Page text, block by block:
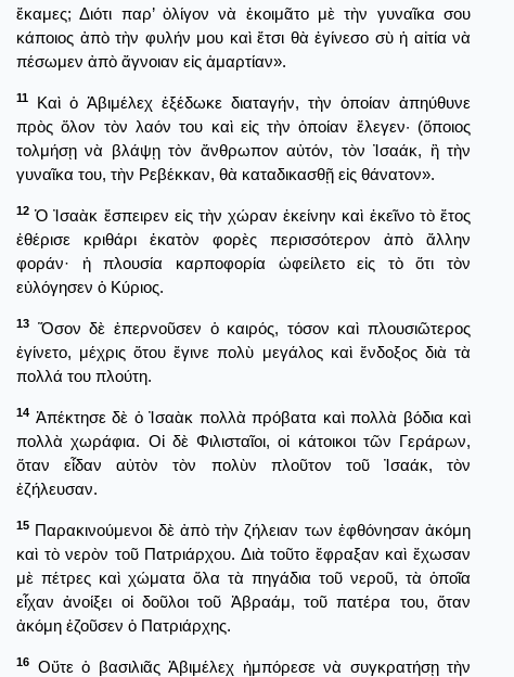
ἔκαμες; Διότι παρ’ ὀλίγον νὰ ἐκοιμᾶτο μὲ τὴν γυναῖκα σου
κάποιος ἀπὸ τὴν φυλήν μου καὶ ἔτσι θὰ ἐγίνεσο σὺ ἡ αἰτία νὰ
πέσωμεν ἀπὸ ἄγνοιαν εἰς ἁμαρτίαν».
11
Καὶ ὁ Ἀβιμέλεχ ἐξέδωκε διαταγήν, τὴν ὁποίαν ἀπηύθυνε
πρὸς ὅλον τὸν λαόν του καὶ εἰς τὴν ὁποίαν ἔλεγεν· (ὅποιος
τολμήσῃ νὰ βλάψῃ τὸν ἄνθρωπον αὐτόν, τὸν Ἰσαάκ, ἢ τὴν
γυναῖκα του, τὴν Ρεβέκκαν, θὰ καταδικασθῇ εἰς θάνατον».
12 Ὁ Ἰσαὰκ ἔσπειρεν εἰς τὴν χώραν ἐκείνην καὶ ἐκεῖνο τὸ ἔτος
ἐθέρισε κριθάρι ἑκατὸν φορὲς περισσότερον ἀπὸ ἄλλην
φοράν· ἡ πλουσία καρποφορία ὠφείλετο εἰς τὸ ὅτι τὸν
εὐλόγησεν ὁ Κύριος.
13
Ὅσον δὲ ἐπερνοῦσεν ὁ καιρός, τόσον καὶ πλουσιῶτερος
ἐγίνετο, μέχρις ὅτου ἔγινε πολὺ μεγάλος καὶ ἔνδοξος διὰ τὰ
πολλά του πλούτη.
14 Ἀπέκτησε δὲ ὁ Ἰσαὰκ πολλὰ πρόβατα καὶ πολλὰ βόδια καὶ
πολλὰ χωράφια. Οἱ δὲ Φιλισταῖοι, οἱ κάτοικοι τῶν Γεράρων,
ὅταν εἶδαν αὐτὸν τὸν πολὺν πλοῦτον τοῦ Ἰσαάκ, τὸν
ἐζήλευσαν.
15 Παρακινούμενοι δὲ ἀπὸ τὴν ζήλειαν των ἐφθόνησαν ἀκόμη
καὶ τὸ νερὸν τοῦ Πατριάρχου. Διὰ τοῦτο ἔφραξαν καὶ ἔχωσαν
μὲ πέτρες καὶ χώματα ὅλα τὰ πηγάδια τοῦ νεροῦ, τὰ ὁποῖα
εἶχαν ἀνοίξει οἱ δοῦλοι τοῦ Ἀβραάμ, τοῦ πατέρα του, ὅταν
ἀκόμη ἐζοῦσεν ὁ Πατριάρχης.
16
Οὔτε ὁ βασιλιᾶς Ἀβιμέλεχ ἠμπόρεσε νὰ συγκρατήσῃ τὴν